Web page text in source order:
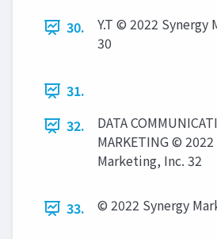
30.
Y.T © 2022 Synergy
30
31.
32.
DATA
MARKETING ©
Marketing, Inc. 32
33. © 2022 Synergy